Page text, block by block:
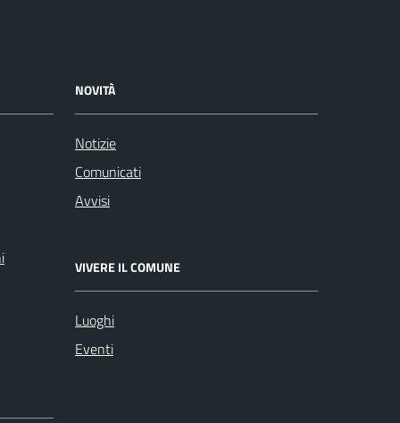
NOVITÀ
Notizie
Comunicati
Avvisi
VIVERE IL COMUNE
Luoghi
Eventi